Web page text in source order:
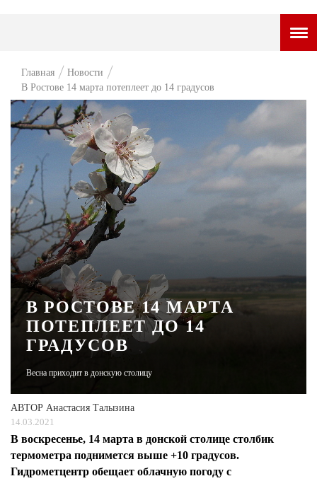
НОВОСТИ
ТАМ И ТУТ
КУЛЬТ ЕДЫ
АФИША
Главная
Новости
В Ростове 14 марта потеплеет до 14 градусов
В РОСТОВЕ 14 МАРТА
ПОТЕПЛЕЕТ ДО 14
ГРАДУСОВ
Весна приходит в донскую столицу
АВТОР Анастасия Талызина
14.03.2021
В воскресенье, 14 марта в донской столице столбик
термометра поднимется выше +10 градусов.
Гидрометцентр обещает облачную погоду с